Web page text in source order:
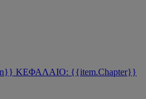
ΚΕΦΑΛΑΙΟ: {{item.Chapter}}